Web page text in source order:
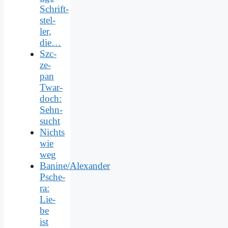
Schrift­
stel­
ler,
die…
Szc­
ze­
pan
Twar­
doch:
Sehn­
sucht
Nichts
wie
weg
Banine/Alexander
Psche­
ra:
Lie­
be
ist